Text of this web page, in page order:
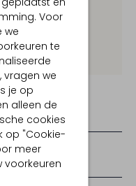
Voor
we
te
vragen we
je op
alleen de
cookies
op "Cookie-
meer
voorkeuren